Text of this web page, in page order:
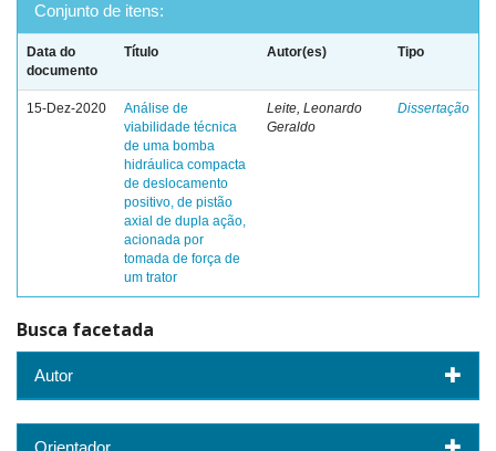
Conjunto de itens:
Data do
documento
Título Autor(es) Tipo
15-Dez-2020
Análise de
viabilidade técnica
de uma bomba
hidráulica compacta
de deslocamento
positivo, de pistão
axial de dupla ação,
acionada por
tomada de força de
um trator
Leite, Leonardo
Geraldo
Dissertação
Busca facetada
Autor
Orientador